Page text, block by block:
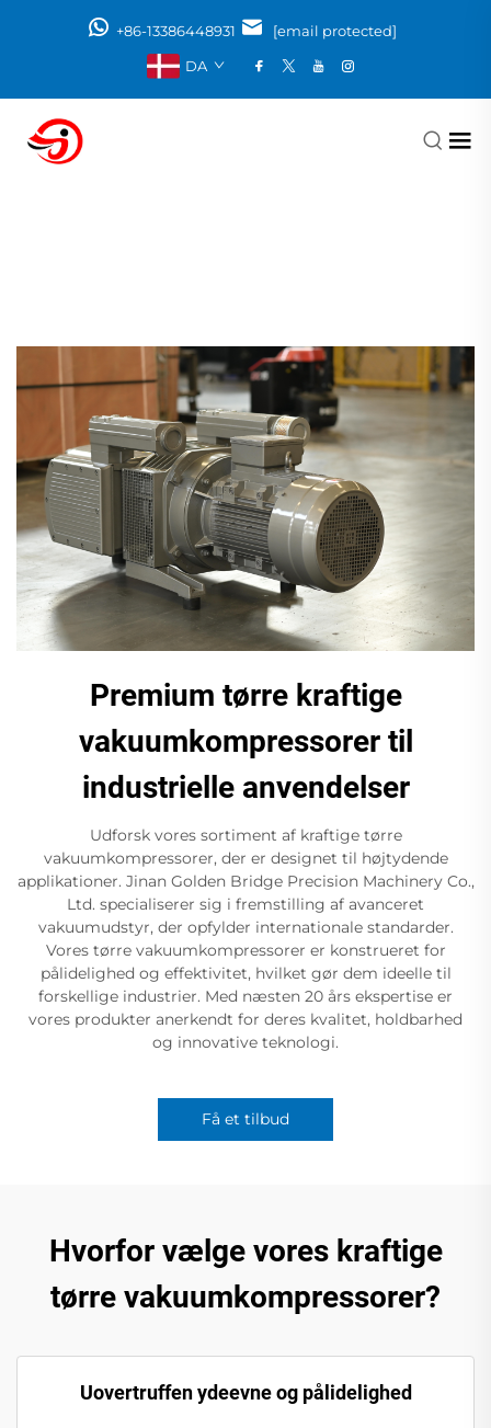
+86-13386448931
[email protected]
DA
Premium tørre kraftige
vakuumkompressorer til
industrielle anvendelser
Udforsk vores sortiment af kraftige tørre
vakuumkompressorer, der er designet til højtydende
applikationer. Jinan Golden Bridge Precision Machinery Co.,
Ltd. specialiserer sig i fremstilling af avanceret
vakuumudstyr, der opfylder internationale standarder.
Vores tørre vakuumkompressorer er konstrueret for
pålidelighed og effektivitet, hvilket gør dem ideelle til
forskellige industrier. Med næsten 20 års ekspertise er
vores produkter anerkendt for deres kvalitet, holdbarhed
og innovative teknologi.
Få et tilbud
Hvorfor vælge vores kraftige
tørre vakuumkompressorer?
Uovertruffen ydeevne og pålidelighed